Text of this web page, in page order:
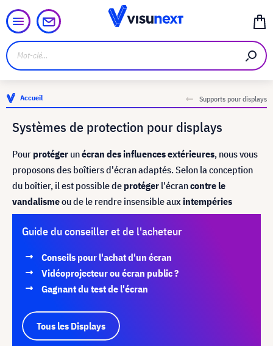
Accueil Supports pour displays
Systèmes de protection pour displays
Pour protéger unécran des influences extérieures, nous vous
proposons des boîtiers d'écran adaptés. Selon la conception
du boîtier, il est possible de protéger l'écrancontre le
vandalismeou de le rendre insensible auxintempéries
Guide du conseiller et de l'acheteur
Conseils pour l'achat d'un écran
Vidéoprojecteur ou écran public ?
Gagnant du test de l'écran
Tous les Displays